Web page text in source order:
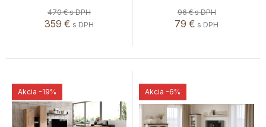
470 €s DPH
359 € s DPH
96 €s DPH
79 € s DPH
Akcia -19% Akcia -6%